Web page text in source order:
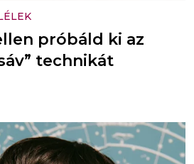
próbáld ki az
technikát